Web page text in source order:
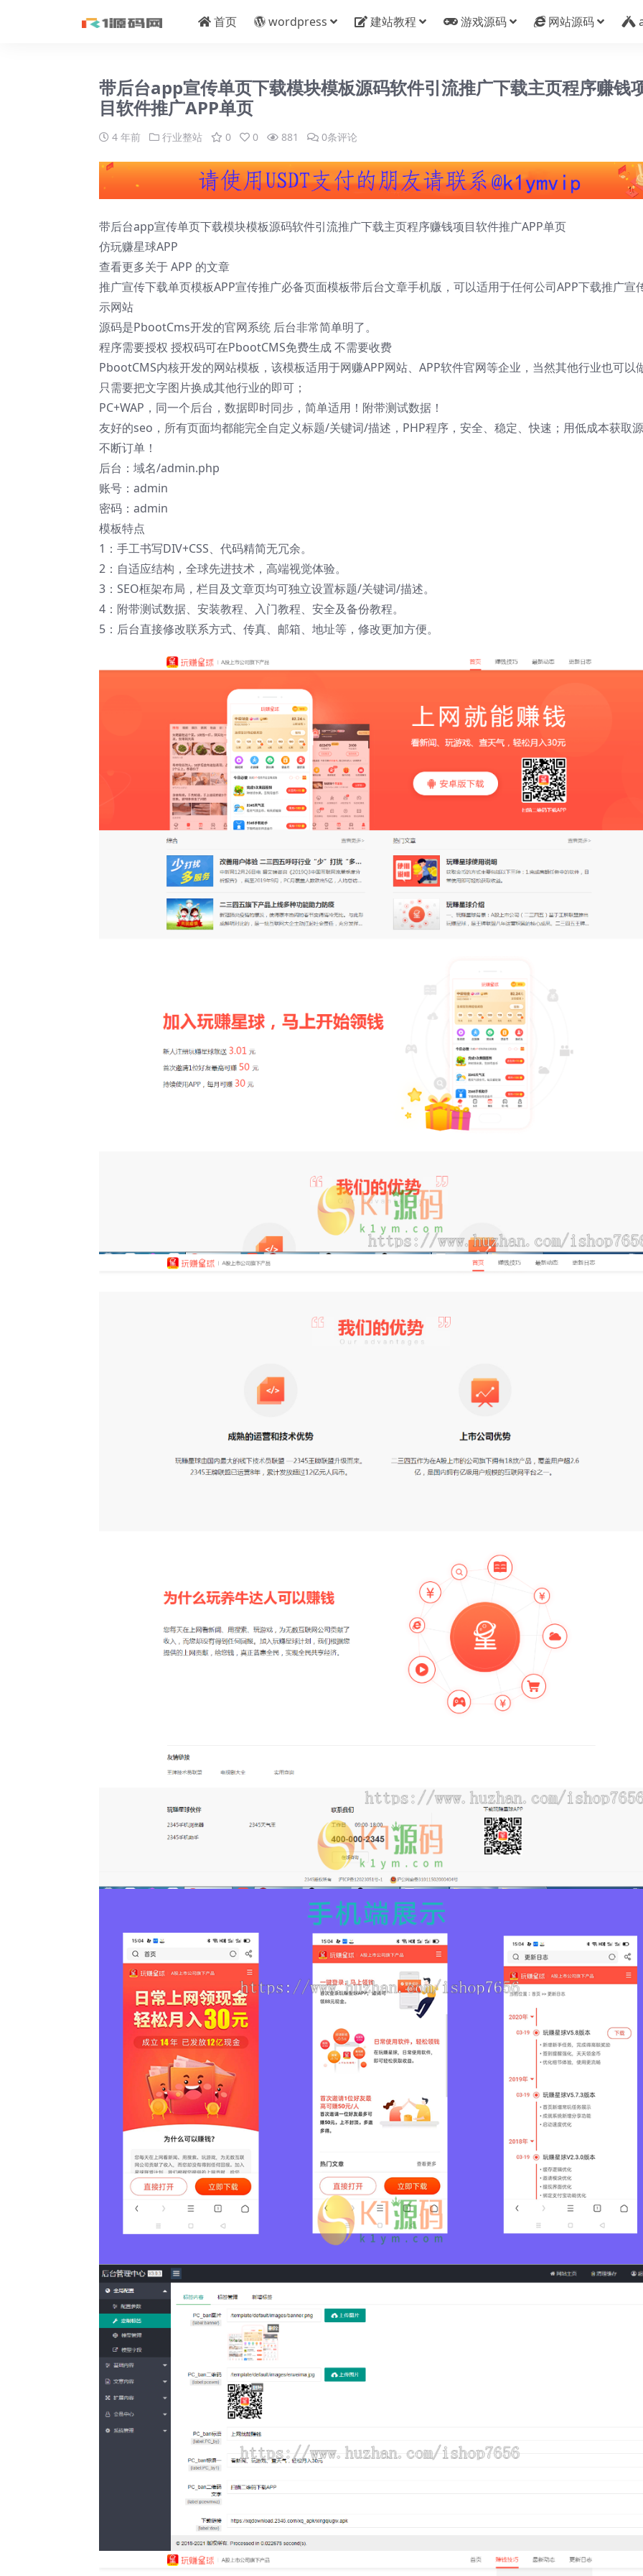
首页 wordpress 建站教程 游戏源码 网站源码
带后台app宣传单页下载模块模板源码软件引流推广下载主页程序赚钱
目软件推广APP单页
4 年前 行业整站 0 0 881 0条评论
带后台app宣传单页下载模块模板源码软件引流推广下载主页程序赚钱项目软件推广APP单页
仿玩赚星球APP
查看更多关于 APP 的文章
推广宣传下载单页模板APP宣传推广必备页面模板带后台文章手机版，可以适用于任何公司APP下载推广宣
示网站
源码是PbootCms开发的官网系统 后台非常简单明了。
程序需要授权 授权码可在PbootCMS免费生成 不需要收费
PbootCMS内核开发的网站模板，该模板适用于网赚APP网站、APP软件官网等企业，当然其他行业也可以
只需要把文字图片换成其他行业的即可；
PC+WAP，同一个后台，数据即时同步，简单适用！附带测试数据！
友好的seo，所有页面均都能完全自定义标题/关键词/描述，PHP程序，安全、稳定、快速；用低成本获取
不断订单！
后台：域名/admin.php
账号：admin
密码：admin
模板特点
1：手工书写DIV+CSS、代码精简无冗余。
2：自适应结构，全球先进技术，高端视觉体验。
3：SEO框架布局，栏目及文章页均可独立设置标题/关键词/描述。
4：附带测试数据、安装教程、入门教程、安全及备份教程。
5：后台直接修改联系方式、传真、邮箱、地址等，修改更加方便。